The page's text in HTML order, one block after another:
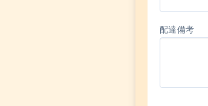
配達備考